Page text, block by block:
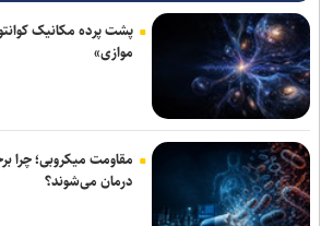
پشت پرده مکانیک
موازی»
مقاومت میکروبی؛ چرا
درمان می‌شوند؟